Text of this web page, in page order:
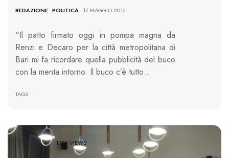
REDAZIONE-POLITICA- 17 MAGGIO 2016
“Il patto firmato oggi in pompa magna da
Renzi e Decaro per la città metropolitana di
Bari mi fa ricordare quella pubblicità del buco
con la menta intorno. Il buco c’è tutto…
TAGS:
1296 VIEWS